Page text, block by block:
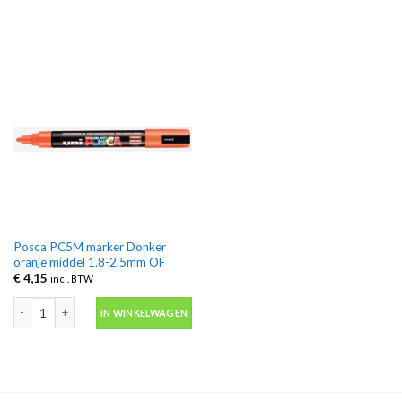
Posca PC5M marker Donker
oranje middel 1.8-2.5mm OF
€4,15 incl. BTW
IN WINKELWAGEN